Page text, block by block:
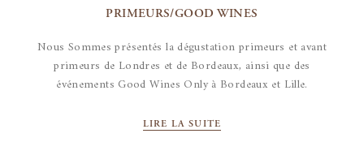
PRIMEURS/GOOD WINES
Nous Sommes présentés la dégustation primeurs et avant
primeurs de Londres et de Bordeaux, ainsi que des
événements Good Wines Only à Bordeaux et Lille.
LIRE LA SUITE